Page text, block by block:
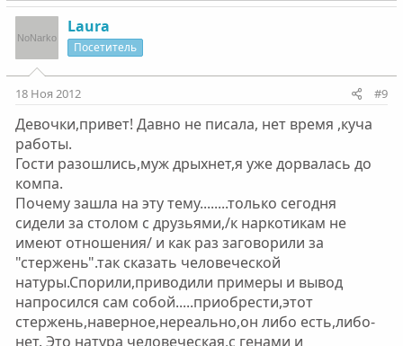
Laura
Посетитель
18 Ноя 2012 #9
Девочки,привет! Давно не писала, нет время ,куча
работы.
Гости разошлись,муж дрыхнет,я уже дорвалась до
компа.
Почему зашла на эту тему........только сегодня
сидели за столом с друзьями,/к наркотикам не
имеют отношения/ и как раз заговорили за
"стержень".так сказать человеческой
натуры.Спорили,приводили примеры и вывод
напросился сам собой.....приобрести,этот
стержень,наверное,нереально,он либо есть,либо-
нет. Это натура человеческая,с генами и